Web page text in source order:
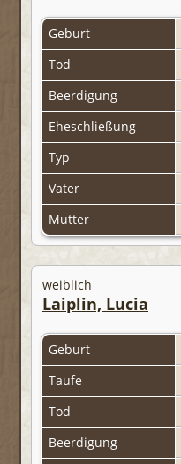
Geburt
Tod
Beerdigung
Eheschließung
Typ
Vater
Mutter
weiblich
Laiplin, Lucia
Geburt
Taufe
Tod
Beerdigung